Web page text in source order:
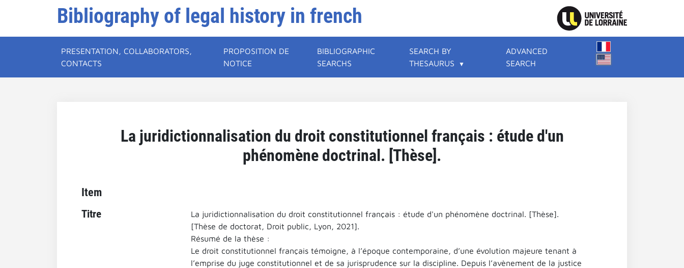
Bibliography of legal history in french
PRESENTATION, COLLABORATORS,
CONTACTS
PROPOSITION DE
NOTICE
BIBLIOGRAPHIC
SEARCHS
SEARCH BY
THESAURUS
ADVANCED
SEARCH
La juridictionnalisation du droit constitutionnel français : étude d'un
phénomène doctrinal. [Thèse].
Item
Titre
La juridictionnalisation du droit constitutionnel français : étude d'un phénomène doctrinal. [Thèse].
[Thèse de doctorat, Droit public, Lyon, 2021].
Résumé de la thèse :
Le droit constitutionnel français témoigne, à l’époque contemporaine, d’une évolution majeure tenant à
l’emprise du juge constitutionnel et de sa jurisprudence sur la discipline. Depuis l’avènement de la justice